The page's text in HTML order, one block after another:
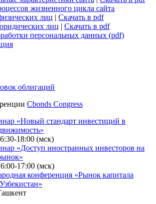
сайта
характеристики сайта|Скачать в pdf
жизненного цикла сайта
лиц
лиц
облигаций
Cbonds Congress
«Новый стандарт инвестиций в
18:00 (мск)
«Доступ иностранных инвесторов на